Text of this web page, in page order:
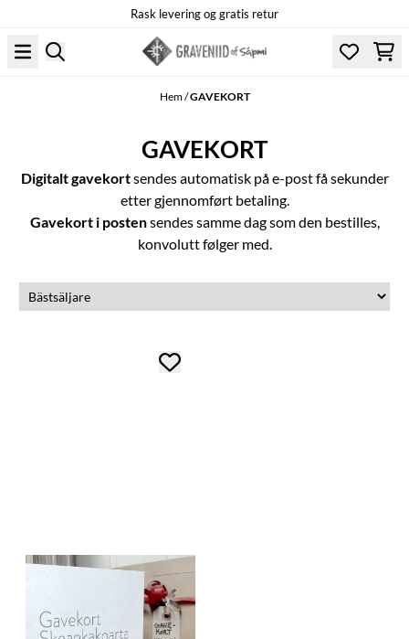
Rask levering og gratis retur
Hem/GAVEKORT
GAVEKORT
Digitalt gavekortsendes automatisk på e-post få sekunder
etter gjennomført betaling.
Gavekort i postensendes samme dag som den bestilles,
konvolutt følger med.